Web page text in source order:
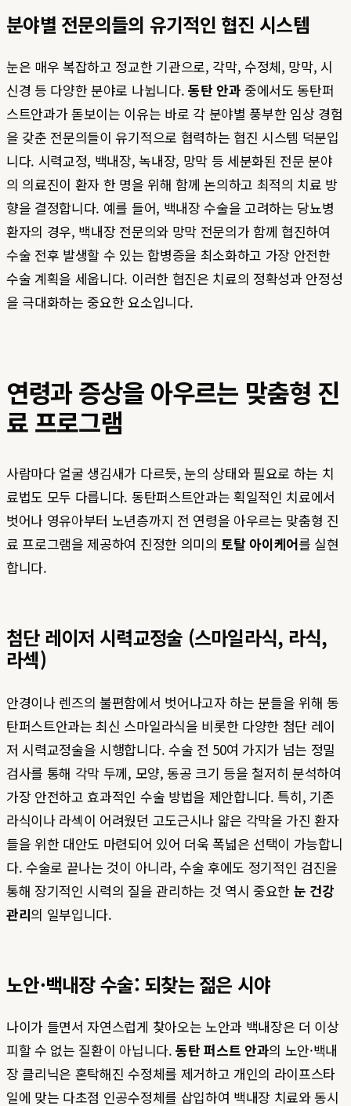
분야별 전문의들의 유기적인 협진 시스템
눈은 매우 복잡하고 정교한 기관으로, 각막, 수정체, 망막, 시
신경 등 다양한 분야로 나뉩니다. 동탄 안과 중에서도 동탄퍼
스트안과가 돋보이는 이유는 바로 각 분야별 풍부한 임상 경험
을 갖춘 전문의들이 유기적으로 협력하는 협진 시스템 덕분입
니다. 시력교정, 백내장, 녹내장, 망막 등 세분화된 전문 분야
의 의료진이 환자 한 명을 위해 함께 논의하고 최적의 치료 방
향을 결정합니다. 예를 들어, 백내장 수술을 고려하는 당뇨병
환자의 경우, 백내장 전문의와 망막 전문의가 함께 협진하여
수술 전후 발생할 수 있는 합병증을 최소화하고 가장 안전한
수술 계획을 세웁니다. 이러한 협진은 치료의 정확성과 안정성
을 극대화하는 중요한 요소입니다.
연령과 증상을 아우르는 맞춤형 진
료 프로그램
사람마다 얼굴 생김새가 다르듯, 눈의 상태와 필요로 하는 치
료법도 모두 다릅니다. 동탄퍼스트안과는 획일적인 치료에서
벗어나 영유아부터 노년층까지 전 연령을 아우르는 맞춤형 진
료 프로그램을 제공하여 진정한 의미의토탈 아이케어를 실현
합니다.
첨단 레이저 시력교정술 (스마일라식, 라식,
라섹)
안경이나 렌즈의 불편함에서 벗어나고자 하는 분들을 위해 동
탄퍼스트안과는 최신 스마일라식을 비롯한 다양한 첨단 레이
저 시력교정술을 시행합니다. 수술 전 50여 가지가 넘는 정밀
검사를 통해 각막 두께, 모양, 동공 크기 등을 철저히 분석하여
가장 안전하고 효과적인 수술 방법을 제안합니다. 특히, 기존
라식이나 라섹이 어려웠던 고도근시나 얇은 각막을 가진 환자
들을 위한 대안도 마련되어 있어 더욱 폭넓은 선택이 가능합니
다. 수술로 끝나는 것이 아니라, 수술 후에도 정기적인 검진을
통해 장기적인 시력의 질을 관리하는 것 역시 중요한 눈 건강
관리의 일부입니다.
노안·백내장 수술: 되찾는 젊은 시야
나이가 들면서 자연스럽게 찾아오는 노안과 백내장은 더 이상
피할 수 없는 질환이 아닙니다.동탄 퍼스트 안과의 노안·백내
장 클리닉은 혼탁해진 수정체를 제거하고 개인의 라이프스타
일에 맞는 다초점 인공수정체를 삽입하여 백내장 치료와 동시